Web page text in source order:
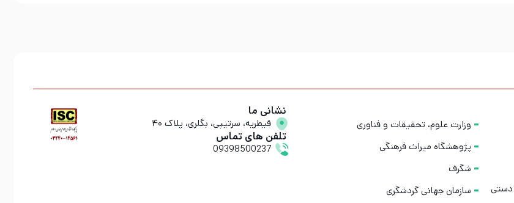
دستی
وزارت علوم، تحقیقات و فناوری
پژوهشگاه میراث فرهنگی
شگرف
سازمان جهانی گردشگری
نشانی ما
قیطریه، سرتیپی، بگلری، پلاک ۴۰
تلفن های تماس
09398500237